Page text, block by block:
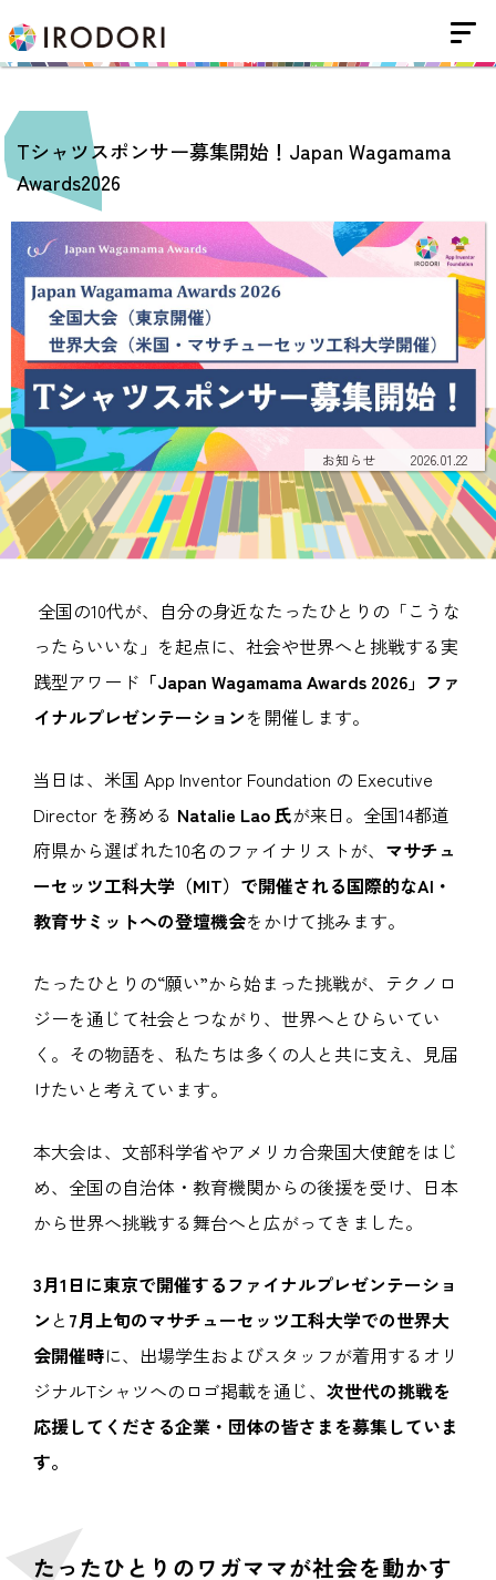
Tシャツスポンサー募集開始！Japan Wagamama
Awards2026
お知らせ 2026.01.22
全国の10代が、自分の身近なたったひとりの「こうな
ったらいいな」を起点に、社会や世界へと挑戦する実
践型アワード 「Japan Wagamama Awards 2026」ファ
イナルプレゼンテーションを開催します。
当日は、米国 App Inventor Foundation の Executive
Director を務める Natalie Lao 氏が来日。全国14都道
府県から選ばれた10名のファイナリストが、 マサチュ
ーセッツ工科大学（MIT）で開催される国際的なAI・
教育サミットへの登壇機会をかけて挑みます。
たったひとりの“願い”から始まった挑戦が、テクノロ
ジーを通じて社会とつながり、世界へとひらいてい
く。その物語を、私たちは多くの人と共に支え、見届
けたいと考えています。
本大会は、文部科学省やアメリカ合衆国大使館をはじ
め、全国の自治体・教育機関からの後援を受け、日本
から世界へ挑戦する舞台へと広がってきました。
3月1日に東京で開催するファイナルプレゼンテーショ
ンと 7月上旬のマサチューセッツ工科大学での世界大
会開催時に、出場学生およびスタッフが着用するオリ
ジナルTシャツへのロゴ掲載を通じ、 次世代の挑戦を
応援してくださる企業・団体の皆さまを募集していま
す。
たったひとりのワガママが社会を動かす